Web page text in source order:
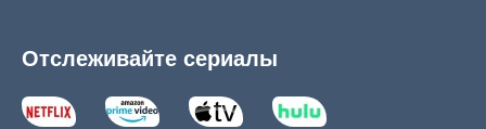
Отслеживайте сериалы